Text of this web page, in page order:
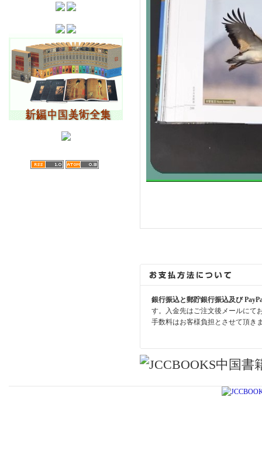
銀行振込と郵貯銀行振込及び
す。入金先はご注文後メールにて
手数料はお客様負担とさせて頂き